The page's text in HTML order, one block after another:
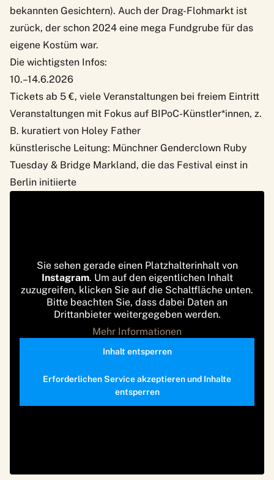
bekannten Gesichtern). Auch der Drag-Flohmarkt ist
zurück, der schon 2024 eine mega Fundgrube für das
eigene Kostüm war.
Die wichtigsten Infos:
10.–14.6.2026
Tickets ab 5 €, viele Veranstaltungen bei freiem Eintritt
Veranstaltungen mit Fokus auf BIPoC-Künstler*innen, z.
B. kuratiert von Holey Father
künstlerische Leitung: Münchner Genderclown Ruby
Tuesday & Bridge Markland, die das Festival einst in
Berlin initiierte
Sie sehen gerade einen Platzhalterinhalt von
Instagram. Um auf den eigentlichen Inhalt
zuzugreifen, klicken Sie auf die Schaltfläche unten.
Bitte beachten Sie, dass dabei Daten an
Drittanbieter weitergegeben werden.
Mehr Informationen
Inhalt entsperren
Erforderlichen Service akzeptieren und Inhalte
entsperren